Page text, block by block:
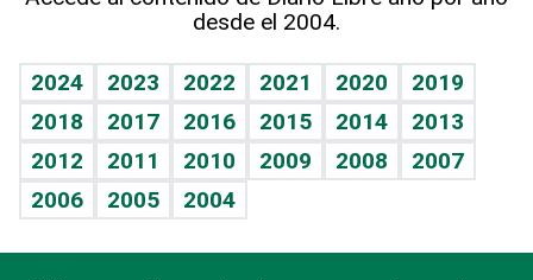
Vida y familia
Eñe
Celebrando la vida
Sin complejos
En pocas palabras
TBT Deportivo
Guía del dinero
Horóscopos
Crucigramas
desde el 2004.
2024 2023 2022 2021 2020
2019
2018
2017 2016 2015 2014
2013
2012
2011 2010 2009 2008
2007
2006
2005 2004